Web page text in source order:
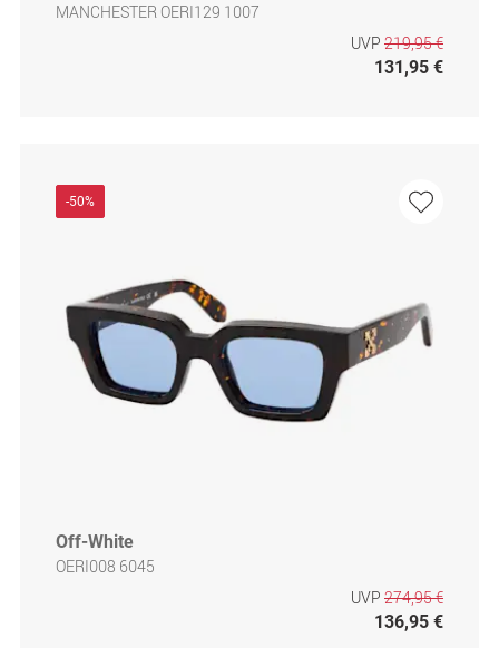
MANCHESTER OERI129 1007
UVP 219,95 €
131,95 €
-50%
Off-White
OERI008 6045
UVP 274,95 €
136,95 €